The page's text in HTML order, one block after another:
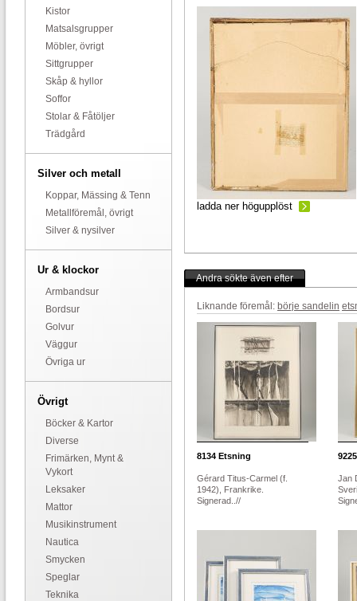
Kistor
Matsalsgrupper
Möbler, övrigt
Sittgrupper
Skåp & hyllor
Soffor
Stolar & Fåtöljer
Trädgård
Silver och metall
Koppar, Mässing & Tenn
Metallföremål, övrigt
Silver & nysilver
Ur & klockor
Armbandsur
Bordsur
Golvur
Väggur
Övriga ur
Övrigt
Böcker & Kartor
Diverse
Frimärken, Mynt &
Vykort
Leksaker
Mattor
Musikinstrument
Nautica
Smycken
Speglar
Teknika
ladda ner högupplöst
Andra sökte även efter
Liknande föremål: börje sandelin
8134 Etsning
Gérard Titus-Carmel (f.
1942), Frankrike.
Signerad..//
9225
Jan